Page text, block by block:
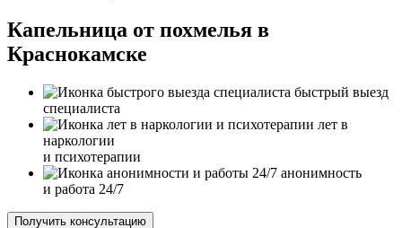
Капельница от похмелья в
Краснокамске
быстрый выезд
специалиста
лет в
наркологии
и психотерапии
анонимность
и работа 24/7
Получить консультацию